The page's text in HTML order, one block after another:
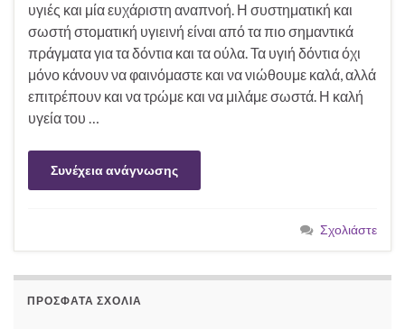
υγιές και μία ευχάριστη αναπνοή. Η συστηματική και
σωστή στοματική υγιεινή είναι από τα πιο σημαντικά
πράγματα για τα δόντια και τα ούλα. Τα υγιή δόντια όχι
μόνο κάνουν να φαινόμαστε και να νιώθουμε καλά, αλλά
επιτρέπουν και να τρώμε και να μιλάμε σωστά. Η καλή
υγεία του …
Συνέχεια ανάγνωσης
Σχολιάστε
ΠΡΌΣΦΑΤΑ ΣΧΌΛΙΑ